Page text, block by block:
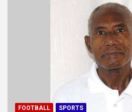
FOOTBALL SPORTS